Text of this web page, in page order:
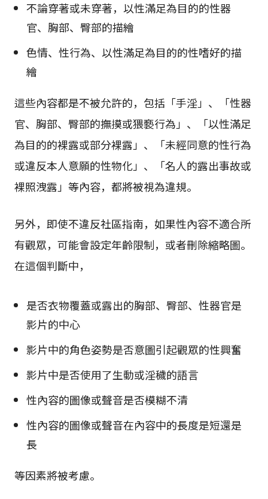
不論穿著或未穿著，以性滿足為目的的性器
官、胸部、臀部的描繪
色情、性行為、以性滿足為目的的性嗜好的描
繪
這些內容都是不被允許的，包括「手淫」、「性器
官、胸部、臀部的撫摸或猥褻行為」、「以性滿足
為目的的裸露或部分裸露」、「未經同意的性行為
或違反本人意願的性物化」、「名人的露出事故或
裸照洩露」等內容，都將被視為違規。
另外，即使不違反社區指南，如果性內容不適合所
有觀眾，可能會設定年齡限制，或者刪除縮略圖。
在這個判斷中，
是否衣物覆蓋或露出的胸部、臀部、性器官是
影片的中心
影片中的角色姿勢是否意圖引起觀眾的性興奮
影片中是否使用了生動或淫穢的語言
性內容的圖像或聲音是否模糊不清
性內容的圖像或聲音在內容中的長度是短還是
長
等因素將被考慮。